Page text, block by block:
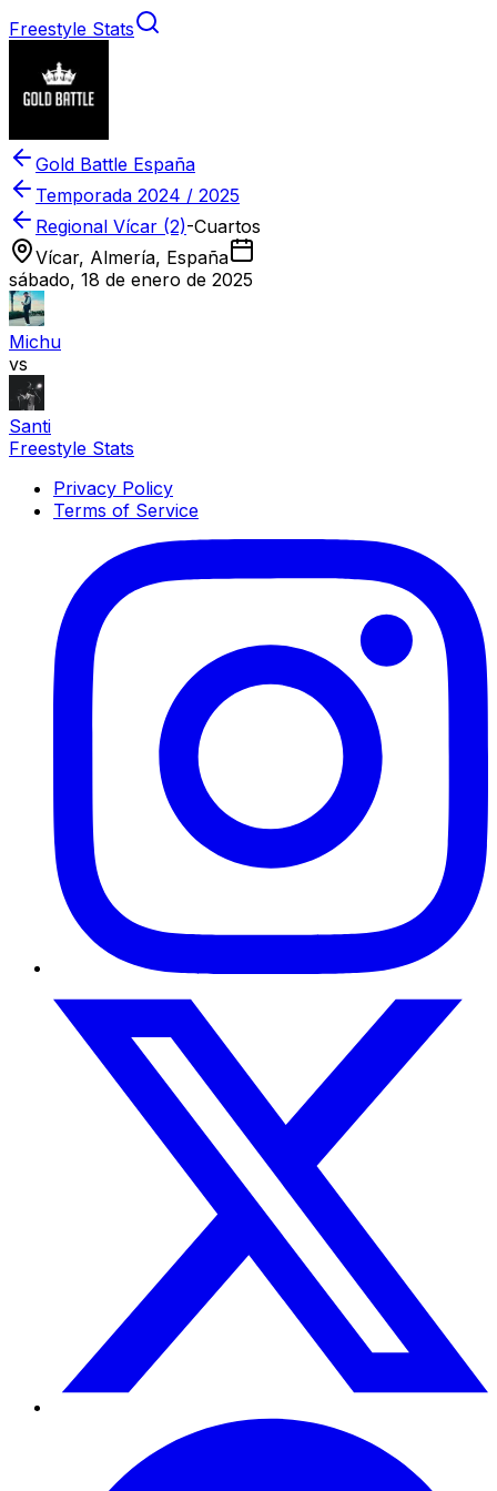
Freestyle Stats
Gold Battle España
Temporada 2024 / 2025
Regional Vícar (2)-Cuartos
Vícar, Almería, España
sábado, 18 de enero de 2025
Michu
vs
Santi
Freestyle Stats
Privacy Policy
Terms of Service